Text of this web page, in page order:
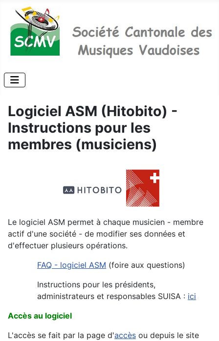
Logiciel ASM (Hitobito) -
Instructions pour les
membres (musiciens)
Le logiciel ASM permet à chaque musicien - membre
actif d'une société - de modifier ses données et
d'effectuer plusieurs opérations.
FAQ - logiciel ASM (foire aux questions)
Instructions pour les présidents,
administrateurs et responsables SUISA : ici
Accès au logiciel
L'accès se fait par la page d'accès ou depuis le site